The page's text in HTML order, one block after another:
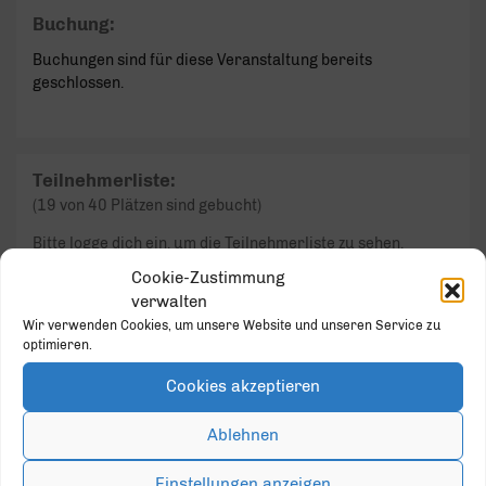
Cookie-Zustimmung
verwalten
Wir verwenden Cookies, um unsere Website und unseren Service zu
optimieren.
Cookies akzeptieren
Ablehnen
Buchung:
Buchungen sind für diese Veranstaltung bereits
geschlossen.
Teilnehmerliste:
(19 von 40 Plätzen sind gebucht)
Bitte logge dich ein, um die Teilnehmerliste zu sehen.
Event Details
DATUM / ZEIT:
16.09.2025 - 18:00 - 20:00
Zum Kalender hinzufügen